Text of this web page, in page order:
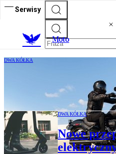
Serwisy
Moto
DWA KÓŁKA
Już niedługo pojawią
abonamencie
DWA KÓŁKA
Nowe